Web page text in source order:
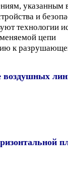
указанным
и
цепи
к